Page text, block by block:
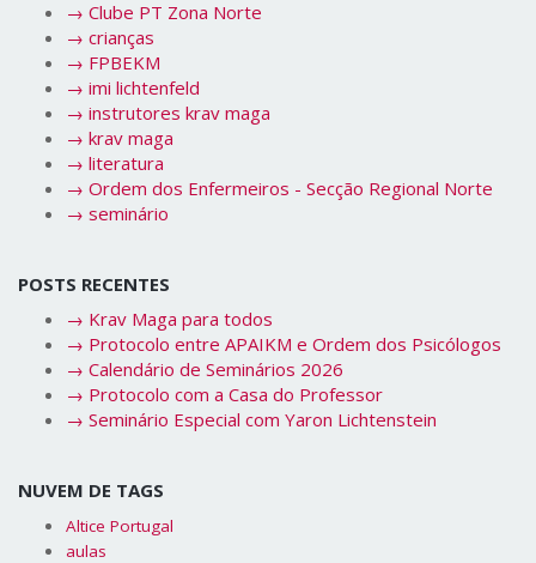
→ Clube PT Zona Norte
→ crianças
→ FPBEKM
→ imi lichtenfeld
→ instrutores krav maga
→ krav maga
→ literatura
→ Ordem dos Enfermeiros - Secção Regional Norte
→ seminário
POSTS RECENTES
→ Krav Maga para todos
→ Protocolo entre APAIKM e Ordem dos Psicólogos
→ Calendário de Seminários 2026
→ Protocolo com a Casa do Professor
→ Seminário Especial com Yaron Lichtenstein
NUVEM DE TAGS
Altice Portugal
aulas